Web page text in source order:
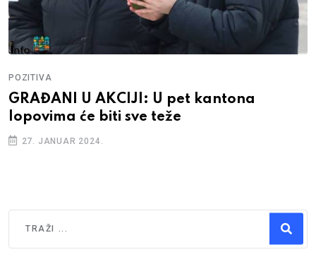
POZITIVA
GRAĐANI U AKCIJI: U pet kantona
lopovima će biti sve teže
27. JANUAR 2024.
Type 2 or more characters for results.